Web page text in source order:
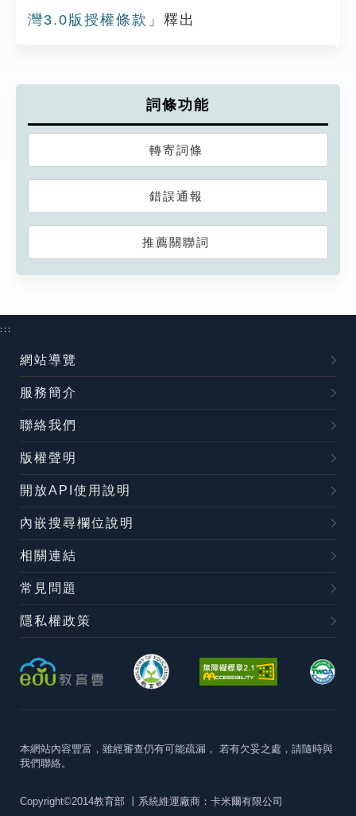
灣3.0版授權條款 」釋出
詞條功能
轉寄詞條
錯誤通報
推薦關聯詞
:::
網站導覽
服務簡介
聯絡我們
版權聲明
開放API使用說明
內嵌搜尋欄位說明
相關連結
常見問題
隱私權政策
本網站內容豐富，雖經審查仍有可能疏漏， 若有欠妥之處，請隨時與
我們聯絡。
Copyright©2014教育部 丨系統維運廠商：卡米爾有限公司